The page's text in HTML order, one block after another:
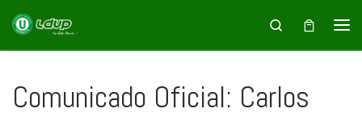
Saltar al contenido Search
Comunicado Oficial: Carlos